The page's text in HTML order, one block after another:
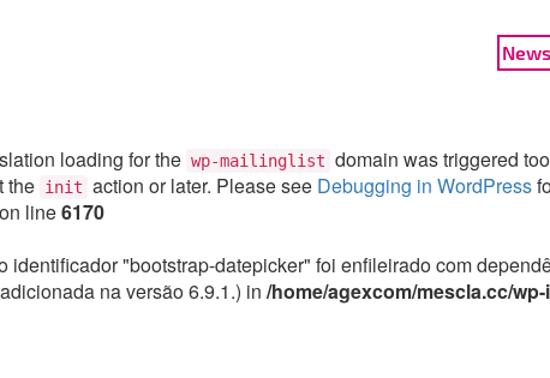
loading for the wp-mailinglist domain was triggered
the init action or later. Please see Debugging in WordPress
on line6170
identificador "bootstrap-datepicker" foi enfileirado com
na versão 6.9.1.) in /home/agexcom/mescla.cc/